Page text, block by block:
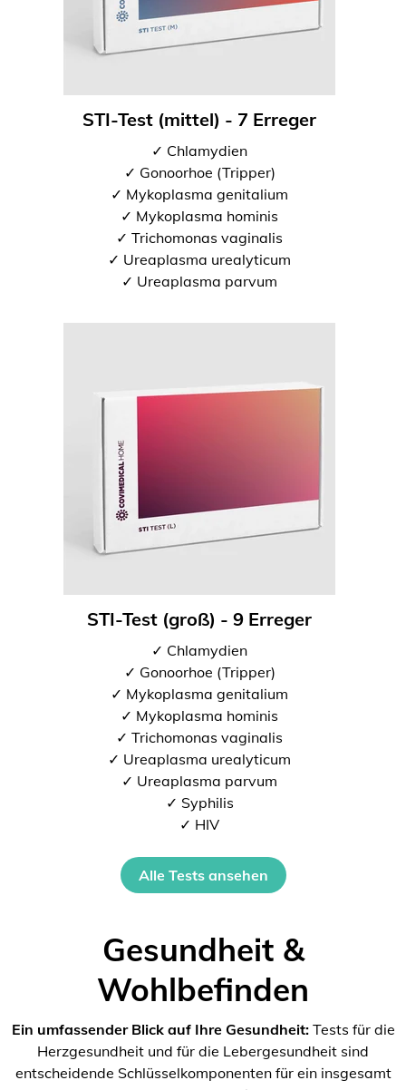
STI-Test (mittel) - 7 Erreger
✓ Chlamydien
✓ Gonoorhoe (Tripper)
✓ Mykoplasma genitalium
✓ Mykoplasma hominis
✓ Trichomonas vaginalis
✓ Ureaplasma urealyticum
✓ Ureaplasma parvum
STI-Test (groß) - 9 Erreger
✓ Chlamydien
✓ Gonoorhoe (Tripper)
✓ Mykoplasma genitalium
✓ Mykoplasma hominis
✓ Trichomonas vaginalis
✓ Ureaplasma urealyticum
✓ Ureaplasma parvum
✓ Syphilis
✓ HIV
Alle Tests ansehen
Gesundheit &
Wohlbefinden
Ein umfassender Blick auf Ihre Gesundheit:Tests für die
Herzgesundheit und für die Lebergesundheit sind
entscheidende Schlüsselkomponenten für ein insgesamt